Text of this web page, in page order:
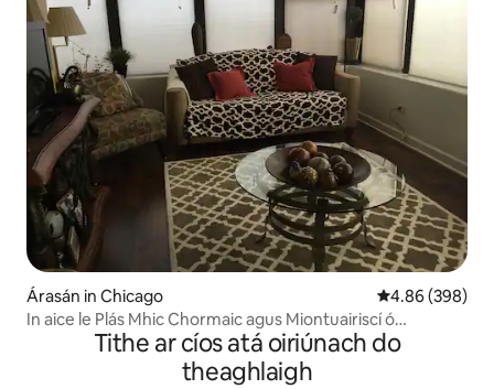
Árasán in Chicago Meánrátáil
4.86 (398)
In aice le Plás Mhic Chormaic agus Miontuairiscí ó
Downtown!Tithe ar cíos atá oiriúnach do
theaghlaigh